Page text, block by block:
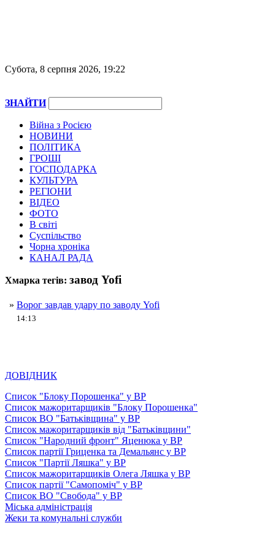
Субота, 8 серпня 2026, 19:22
ЗНАЙТИ
Війна з Росією
НОВИНИ
ПОЛІТИКА
ГРОШІ
ГОСПОДАРКА
КУЛЬТУРА
РЕГІОНИ
ВІДЕО
ФОТО
В світі
Суспільство
Чорна хроніка
КАНАЛ РАДА
Хмарка тегів: завод Yofi
» Ворог завдав удару по заводу Yofi
14:13
ДОВІДНИК
Список "Блоку Порошенка" у ВР
Список мажоритарщиків "Блоку Порошенка"
Список ВО "Батьківщина" у ВР
Список мажоритарщиків від "Батьківщини"
Список "Народний фронт" Яценюка у ВР
Список партії Гриценка та Демальянс у ВР
Список "Партії Ляшка" у ВР
Список мажоритарщиків Олега Ляшка у ВР
Список партії "Самопоміч" у ВР
Список ВО "Свобода" у ВР
Міська адміністрація
Жеки та комунальні служби